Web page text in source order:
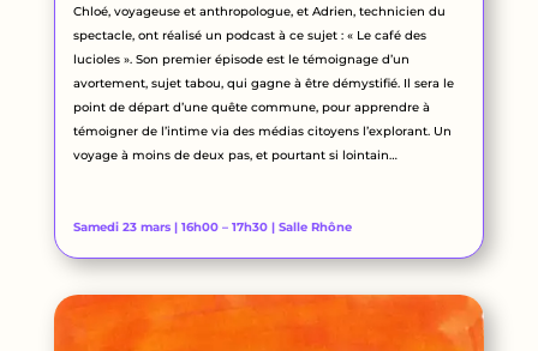
Chloé, voyageuse et anthropologue, et Adrien, technicien du
spectacle, ont réalisé un podcast à ce sujet : « Le café des
lucioles ». Son premier épisode est le témoignage d’un
avortement, sujet tabou, qui gagne à être démystifié. Il sera le
point de départ d’une quête commune, pour apprendre à
témoigner de l’intime via des médias citoyens l’explorant. Un
voyage à moins de deux pas, et pourtant si lointain…
Samedi 23 mars | 16h00 – 17h30 | Salle Rhône